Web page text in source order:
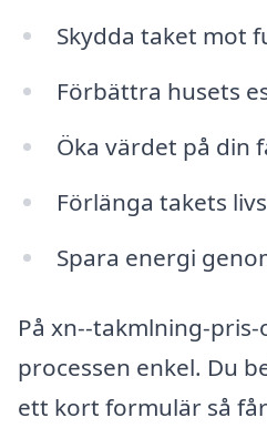
Skydda taket mot
Förbättra husets
Öka värdet på din
Förlänga takets
Spara energi
På xn--takmlning-
processen enkel. Du
ett kort formulär så